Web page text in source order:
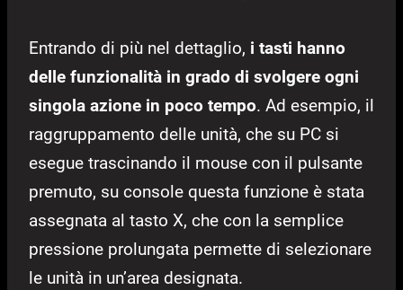
Entrando di più nel dettaglio, i tasti hanno
delle funzionalità in grado di svolgere ogni
singola azione in poco tempo. Ad esempio, il
raggruppamento delle unità, che su PC si
esegue trascinando il mouse con il pulsante
premuto, su console questa funzione è stata
assegnata al tasto X, che con la semplice
pressione prolungata permette di selezionare
le unità in un’area designata.